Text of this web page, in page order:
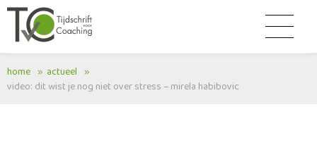
home
actueel
video: dit wist je nog niet over stress – mirela habibovic